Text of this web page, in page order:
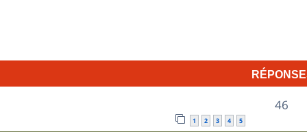
1 2 3 4 5
46R
é